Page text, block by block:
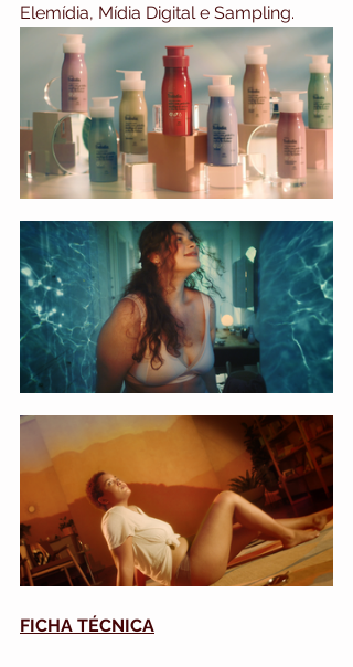
Elemídia, Mídia Digital e Sampling.
FICHA TÉCNICA